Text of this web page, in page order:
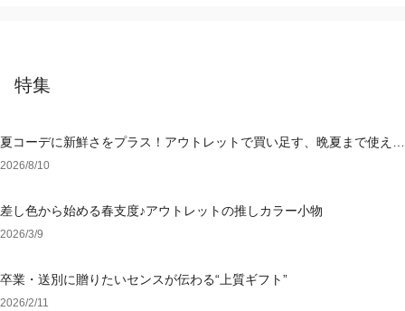
特集
夏コーデに新鮮さをプラス！アウトレットで買い足す、晩夏まで使える
アイテム
2026/8/10
差し色から始める春支度♪アウトレットの推しカラー小物
2026/3/9
卒業・送別に贈りたいセンスが伝わる“上質ギフト”
2026/2/11